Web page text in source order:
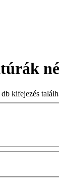
db kifejezés